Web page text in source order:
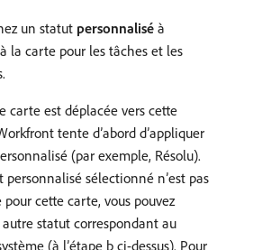
un statut personnalisé à
la carte pour les tâches et les
carte est déplacée vers cette
tente d’abord d’appliquer
(par exemple, Résolu).
personnalisé sélectionné n’est pas
cette carte, vous pouvez
statut correspondant au
(à l’étape b ci-dessus). Pour